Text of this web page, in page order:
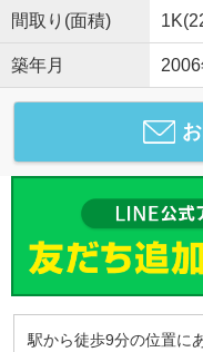
間取り(面積)
築年月
駅から徒歩9分の位置に